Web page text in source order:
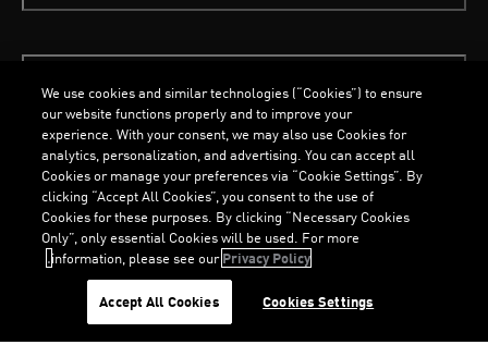
ملفات تعريف الارتباطسياسة الخصوصيةImprint
العربية
جميع الحقوق محفوظة © PUMA, 2026
We use cookies and similar technologies (“Cookies”) to ensure
our website functions properly and to improve your
experience. With your consent, we may also use Cookies for
analytics, personalization, and advertising. You can accept all
Cookies or manage your preferences via “Cookie Settings”. By
clicking “Accept All Cookies”, you consent to the use of
Cookies for these purposes. By clicking “Necessary Cookies
Only”, only essential Cookies will be used. For more
information, please see ourPrivacy Policy.
Cookies Settings
Accept All Cookies